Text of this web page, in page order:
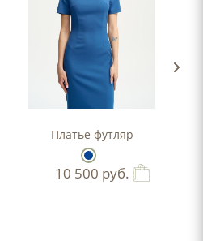
Платье футляр
10 500 руб.